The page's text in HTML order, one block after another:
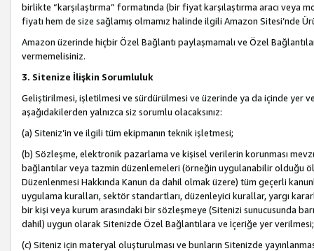
birlikte “karşılaştırma” formatında (bir fiyat karşılaştırma aracı veya
fiyatı hem de size sağlamış olmamız halinde ilgili Amazon Sitesi’nde
Amazon üzerinde hiçbir Özel Bağlantı paylaşmamalı ve Özel
vermemelisiniz.
3. Sitenize İlişkin Sorumluluk
Geliştirilmesi, işletilmesi ve sürdürülmesi ve üzerinde ya da içinde yer
aşağıdakilerden yalnızca siz sorumlu olacaksınız:
(a) Siteniz’in ve ilgili tüm ekipmanın teknik işletmesi;
(b) Sözleşme, elektronik pazarlama ve kişisel verilerin korunması
bağlantılar veya tazmin düzenlemeleri (örneğin uygulanabilir olduğu
Düzenlenmesi Hakkında Kanun da dahil olmak üzere) tüm geçerli
uygulama kuralları, sektör standartları, düzenleyici kurallar, yargı
bir kişi veya kurum arasındaki bir sözleşmeye (Sitenizi sunucusunda
dahil) uygun olarak Sitenizde Özel Bağlantılara ve İçeriğe yer verilmesi;
(c) Siteniz için materyal oluşturulması ve bunların Sitenizde